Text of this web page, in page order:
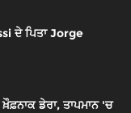
ਦੇ ਪਿਤਾ Jorge
ਡੇਰਾ, ਤਾਪਮਾਨ 'ਚ